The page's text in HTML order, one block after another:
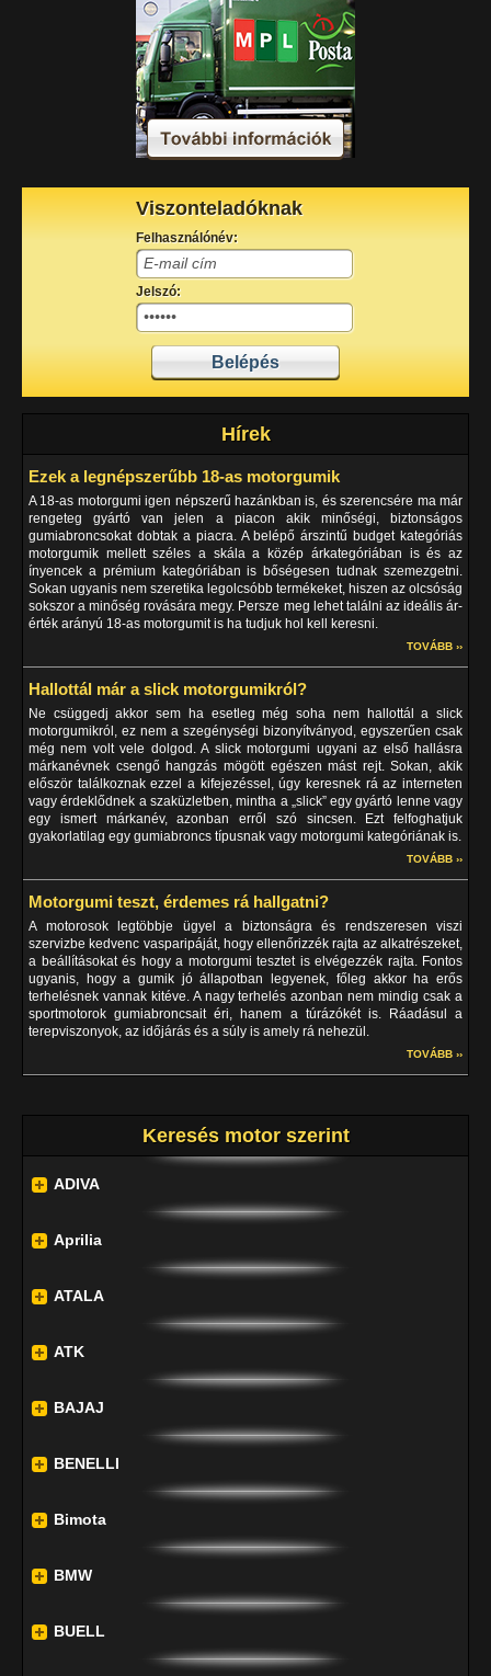
Viszonteladóknak
Felhasználónév:
Jelszó:
Hírek
Ezek a legnépszerűbb 18-as motorgumik
A 18-as motorgumi igen népszerű hazánkban is, és szerencsére ma már
rengeteg gyártó van jelen a piacon akik minőségi, biztonságos
gumiabroncsokat dobtak a piacra. A belépő árszintű budget kategóriás
motorgumik mellett széles a skála a közép árkategóriában is és az
ínyencek a prémium kategóriában is bőségesen tudnak szemezgetni.
Sokan ugyanis nem szeretika legolcsóbb termékeket, hiszen az olcsóság
sokszor a minőség rovására megy. Persze meg lehet találni az ideális ár-
érték arányú 18-as motorgumit is ha tudjuk hol kell keresni.
TOVÁBB ››
Hallottál már a slick motorgumikról?
Ne csüggedj akkor sem ha esetleg még soha nem hallottál a slick
motorgumikról, ez nem a szegénységi bizonyítványod, egyszerűen csak
még nem volt vele dolgod. A slick motorgumi ugyani az első hallásra
márkanévnek csengő hangzás mögött egészen mást rejt. Sokan, akik
először találkoznak ezzel a kifejezéssel, úgy keresnek rá az interneten
vagy érdeklődnek a szaküzletben, mintha a „slick” egy gyártó lenne vagy
egy ismert márkanév, azonban erről szó sincsen. Ezt felfoghatjuk
gyakorlatilag egy gumiabroncs típusnak vagy motorgumi kategóriának is.
TOVÁBB ››
Motorgumi teszt, érdemes rá hallgatni?
A motorosok legtöbbje ügyel a biztonságra és rendszeresen viszi
szervizbe kedvenc vasparipáját, hogy ellenőrizzék rajta az alkatrészeket,
a beállításokat és hogy a motorgumi tesztet is elvégezzék rajta. Fontos
ugyanis, hogy a gumik jó állapotban legyenek, főleg akkor ha erős
terhelésnek vannak kitéve. A nagy terhelés azonban nem mindig csak a
sportmotorok gumiabroncsait éri, hanem a túrázókét is. Ráadásul a
terepviszonyok, az időjárás és a súly is amely rá nehezül.
TOVÁBB ››
Keresés motor szerint
ADIVA
Aprilia
ATALA
ATK
BAJAJ
BENELLI
Bimota
BMW
BUELL